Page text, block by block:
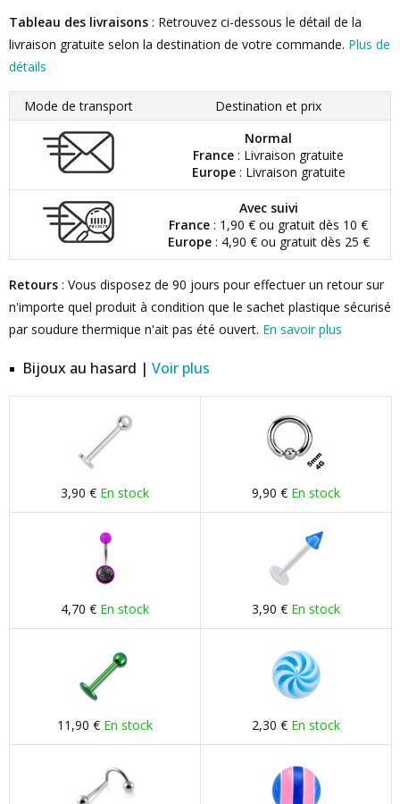
Tableau des livraisons : Retrouvez ci-dessous le détail de la
livraison gratuite selon la destination de votre commande. Plus de
détails
Mode de transport
Destination et prix
Normal
France : Livraison gratuite
Europe: Livraison gratuite
Avec suivi
France : 1,90 € ou gratuit dès 10 €
Europe: 4,90 € ou gratuit dès 25 €
Retours : Vous disposez de 90 jours pour effectuer un retour sur
n'importe quel produit à condition que le sachet plastique sécurisé
par soudure thermique n'ait pas été ouvert. En savoir plus
Bijoux au hasard | Voir plus
3,90 € En stock 9,90 € En stock
4,70 € En stock 3,90 € En stock
11,90 € En stock 2,30 € En stock